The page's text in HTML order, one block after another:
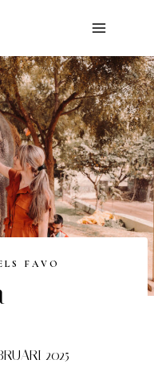
FAVO
2025